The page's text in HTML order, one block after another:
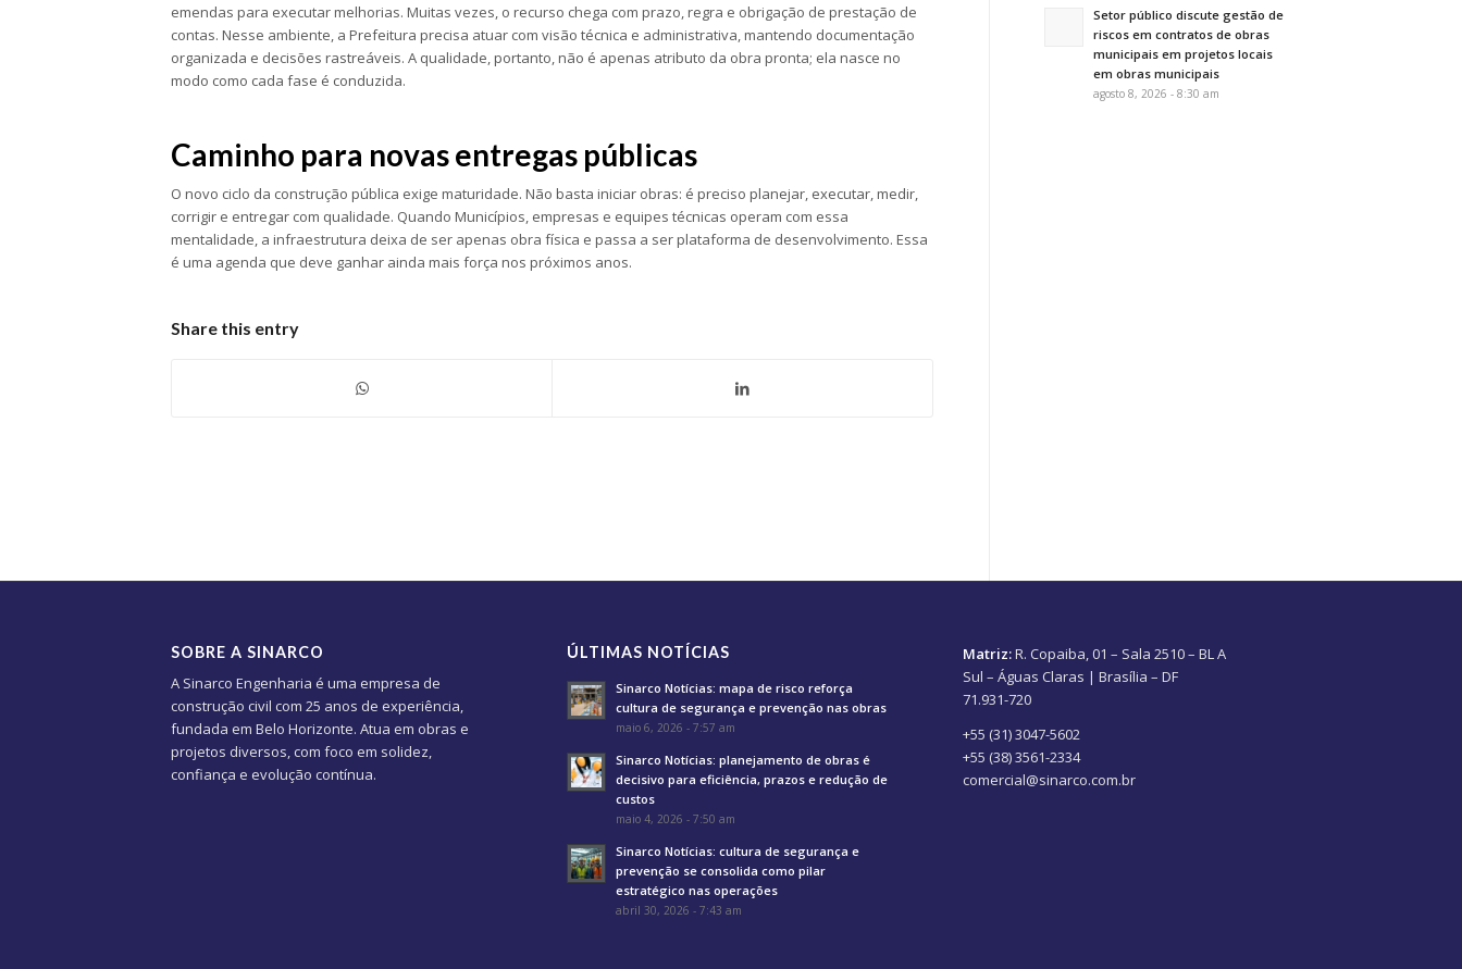
emendas para executar melhorias. Muitas vezes, o recurso chega com prazo, regra e obrigação de prestação de
contas. Nesse ambiente, a Prefeitura precisa atuar com visão técnica e administrativa, mantendo documentação
organizada e decisões rastreáveis. A qualidade, portanto, não é apenas atributo da obra pronta; ela nasce no
modo como cada fase é conduzida.
Caminho para novas entregas públicas
O novo ciclo da construção pública exige maturidade. Não basta iniciar obras: é preciso planejar, executar, medir,
corrigir e entregar com qualidade. Quando Municípios, empresas e equipes técnicas operam com essa
mentalidade, a infraestrutura deixa de ser apenas obra física e passa a ser plataforma de desenvolvimento. Essa
é uma agenda que deve ganhar ainda mais força nos próximos anos.
Share this entry
Setor público discute gestão de
riscos em contratos de obras
municipais em projetos locais
em obras municipais
agosto 8, 2026 - 8:30 am
SOBRE A SINARCO
A Sinarco Engenharia é uma empresa de
construção civil com 25 anos de experiência,
fundada em Belo Horizonte. Atua em obras e
projetos diversos, com foco em solidez,
confiança e evolução contínua.
ÚLTIMAS NOTÍCIAS
Sinarco Notícias: mapa de risco reforça
cultura de segurança e prevenção nas obras
maio 6, 2026 - 7:57 am
Sinarco Notícias: planejamento de obras é
decisivo para eficiência, prazos e redução de
custos
maio 4, 2026 - 7:50 am
Sinarco Notícias: cultura de segurança e
prevenção se consolida como pilar
estratégico nas operações
abril 30, 2026 - 7:43 am
Matriz:R. Copaiba, 01 – Sala 2510 – BL A
Sul – Águas Claras | Brasília – DF
71.931-720
+55 (31) 3047-5602
+55 (38) 3561-2334
comercial@sinarco.com.br